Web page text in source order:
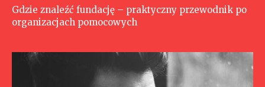
Gdzie znaleźć fundację – praktyczny przewodnik po
organizacjach pomocowych